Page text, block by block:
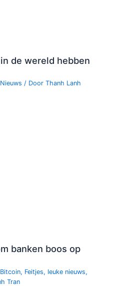
de wereld hebben
Nieuws / DoorThanh Lanh
banken boos op
Bitcoin, Feitjes, leuke nieuws,
Tran